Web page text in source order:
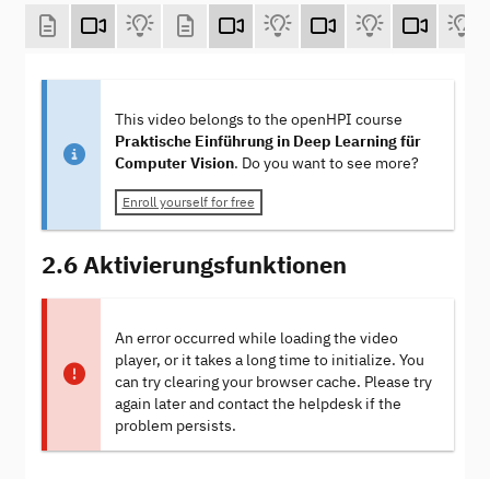
This video belongs to the openHPI course
Praktische Einführung in Deep Learning für
Computer Vision. Do you want to see more?
Enroll yourself for free
2.6 Aktivierungsfunktionen
An error occurred while loading the video
player, or it takes a long time to initialize. You
can try clearing your browser cache. Please try
again later and contact the helpdesk if the
problem persists.